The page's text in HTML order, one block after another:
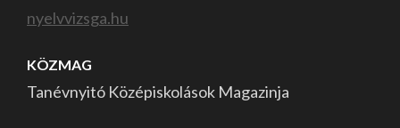
nyelvvizsga.hu
KÖZMAG
Tanévnyitó Középiskolások Magazinja